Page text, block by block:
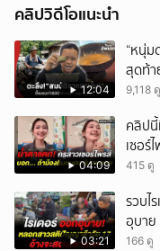
คลิปวิดีโอแนะนำ
12:04
“หนุ่ม
สุดท้า
9,118 ดู
04:09
คลิป
เซอร์
w
415 ดู
03:21
รวบไ
อุบาย
166 ดู